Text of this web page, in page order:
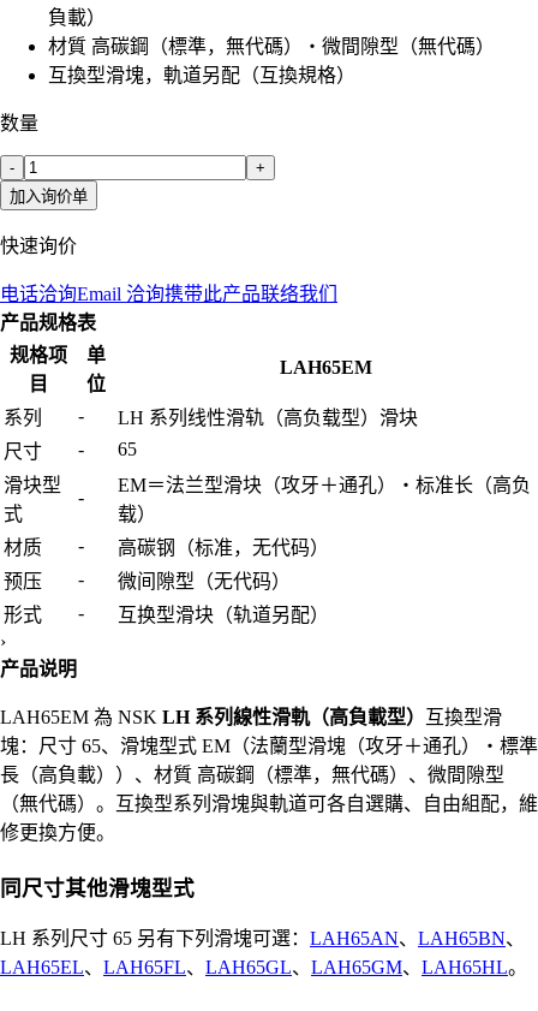
負載）
材質 高碳鋼（標準，無代碼）・微間隙型（無代碼）
互換型滑塊，軌道另配（互換規格）
数量
-
+
加入询价单
快速询价
电话洽询Email 洽询携带此产品联络我们
产品规格表
规格项
目
单
位
LAH65EM
系列 -
LH 系列线性滑轨（高负载型）滑块
尺寸
-
65
滑块型
式
-
EM＝法兰型滑块（攻牙＋通孔）・标准长（高负
载）
材质
-
高碳钢（标准，无代码）
预压
-
微间隙型（无代码）
形式
-
互换型滑块（轨道另配）
›
产品说明
LAH65EM 為 NSK LH 系列線性滑軌（高負載型） 互換型滑
塊：尺寸 65、滑塊型式 EM（法蘭型滑塊（攻牙＋通孔）・標準
長（高負載））、材質 高碳鋼（標準，無代碼）、微間隙型
（無代碼）。互換型系列滑塊與軌道可各自選購、自由組配，維
修更換方便。
同尺寸其他滑塊型式
LH 系列尺寸 65 另有下列滑塊可選： LAH65AN、 LAH65BN、
LAH65EL、 LAH65FL、 LAH65GL、 LAH65GM、 LAH65HL。